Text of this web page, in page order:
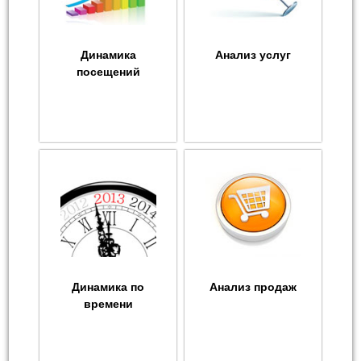
Динамика
посещений
Анализ услуг
Динамика по
времени
Анализ продаж